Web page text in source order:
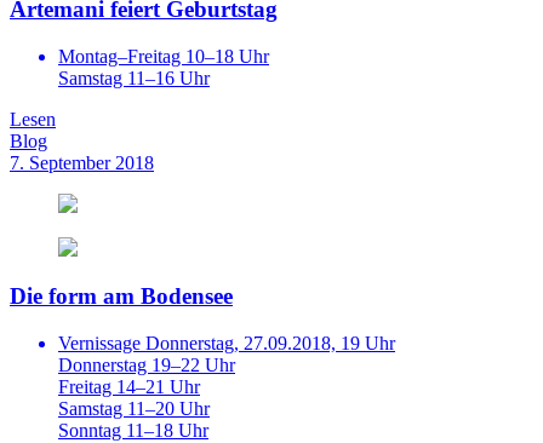
Artemani feiert Geburtstag
Montag–Freitag 10–18 Uhr
Samstag 11–16 Uhr
Lesen
Blog
7. September 2018
Die form am Bodensee
Vernissage Donnerstag, 27.09.2018, 19 Uhr
Donnerstag 19–22 Uhr
Freitag 14–21 Uhr
Samstag 11–20 Uhr
Sonntag 11–18 Uhr